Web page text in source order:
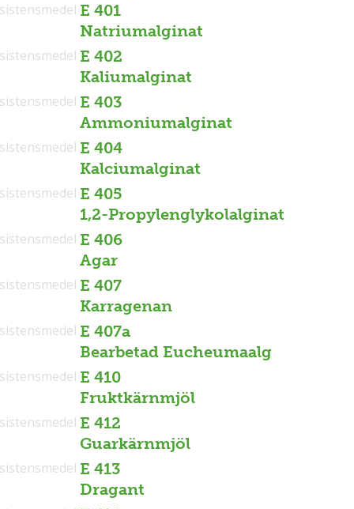
E 401
Natriumalginat
E 402
Kaliumalginat
E 403
Ammoniumalginat
E 404
Kalciumalginat
E 405
1,2-Propylenglykolalginat
E 406
Agar
E 407
Karragenan
E 407a
Bearbetad Eucheumaalg
E 410
Fruktkärnmjöl
E 412
Guarkärnmjöl
E 413
Dragant